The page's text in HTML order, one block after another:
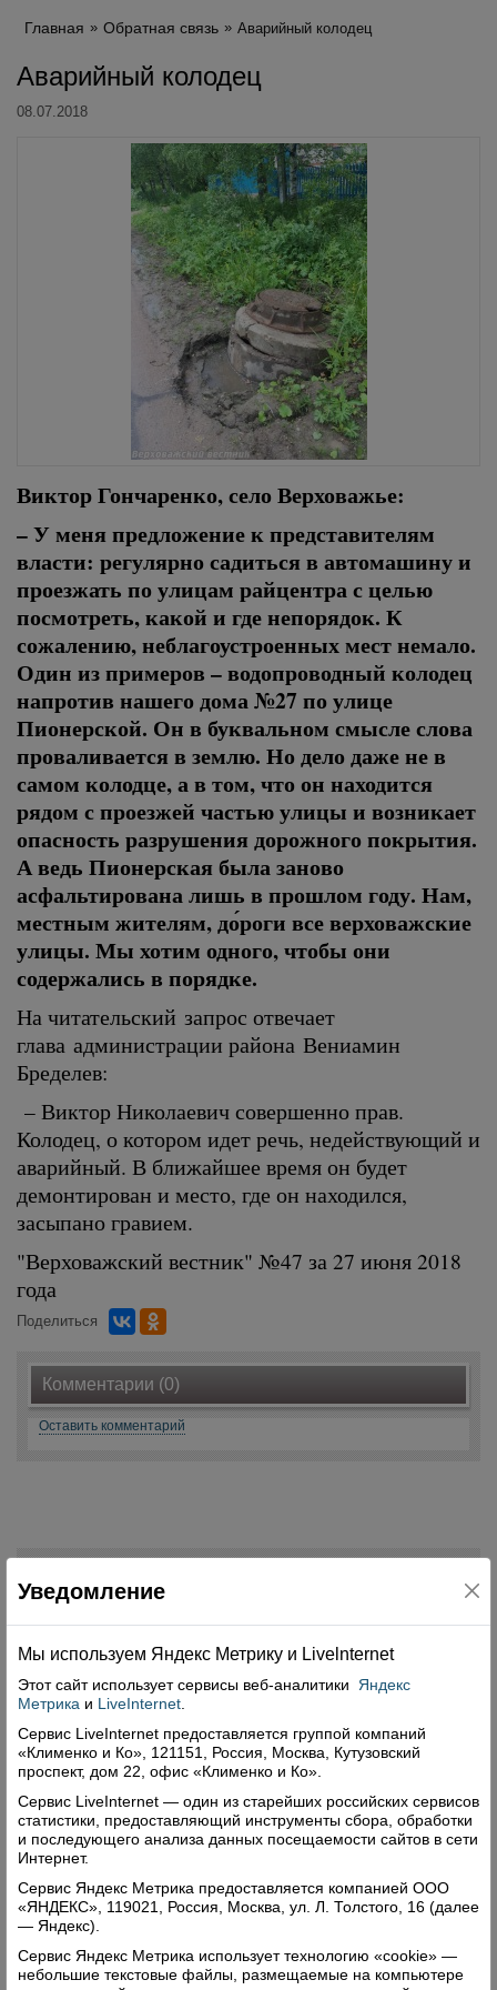
Главная Обратная связь Аварийный колодец
Аварийный колодец
08.07.2018
Виктор Гончаренко, село Верховажье:
– У меня предложение к представителям
власти: регулярно садиться в автомашину и
проезжать по улицам райцентра с целью
посмотреть, какой и где непорядок. К
сожалению, неблагоустроенных мест немало.
Один из примеров – водопроводный колодец
напротив нашего дома №27 по улице
Пионерской. Он в буквальном смысле слова
проваливается в землю. Но дело даже не в
самом колодце, а в том, что он находится
рядом с проезжей частью улицы и возникает
опасность разрушения дорожного покрытия.
А ведь Пионерская была заново
асфальтирована лишь в прошлом году. Нам,
местным жителям, до́роги все верховажские
улицы. Мы хотим одного, чтобы они
содержались в порядке.
На читательский запрос отвечает
глава администрации района Вениамин
Бределев:
– Виктор Николаевич совершенно прав.
Колодец, о котором идет речь, недействующий и
аварийный. В ближайшее время он будет
демонтирован и место, где он находился,
засыпано гравием.
"Верховажский вестник" №47 за 27 июня 2018
года
Поделиться
Комментарии (0)
Оставить комментарий
Уведомление
Мы используем Яндекс Метрику и Livelnternet
Этот сайт использует сервисы веб-аналитики
Яндекс
Метрика и LiveInternet
Сервис LiveInternet предоставляется группой компаний
«Клименко и Ко», 121151, Россия, Москва, Кутузовский
проспект, дом 22, офис «Клименко и Ко».
Сервис LiveInternet — один из старейших российских сервисов
статистики, предоставляющий инструменты сбора, обработки
и последующего анализа данных посещаемости сайтов в сети
Интернет.
Сервис Яндекс Метрика предоставляется компанией ООО
«ЯНДЕКС», 119021, Россия, Москва, ул. Л. Толстого, 16 (далее
— Яндекс).
Сервис Яндекс Метрика использует технологию «cookie» —
небольшие текстовые файлы, размещаемые на компьютере